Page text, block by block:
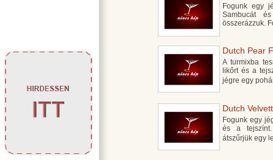
Fogunk egy
Sambucát
összerázzuk.
Dutch Pear
A turmixba
likőrt és a
jégre egy
Dutch
Fogunk egy
és a tejszínt.
átszűrjük egy